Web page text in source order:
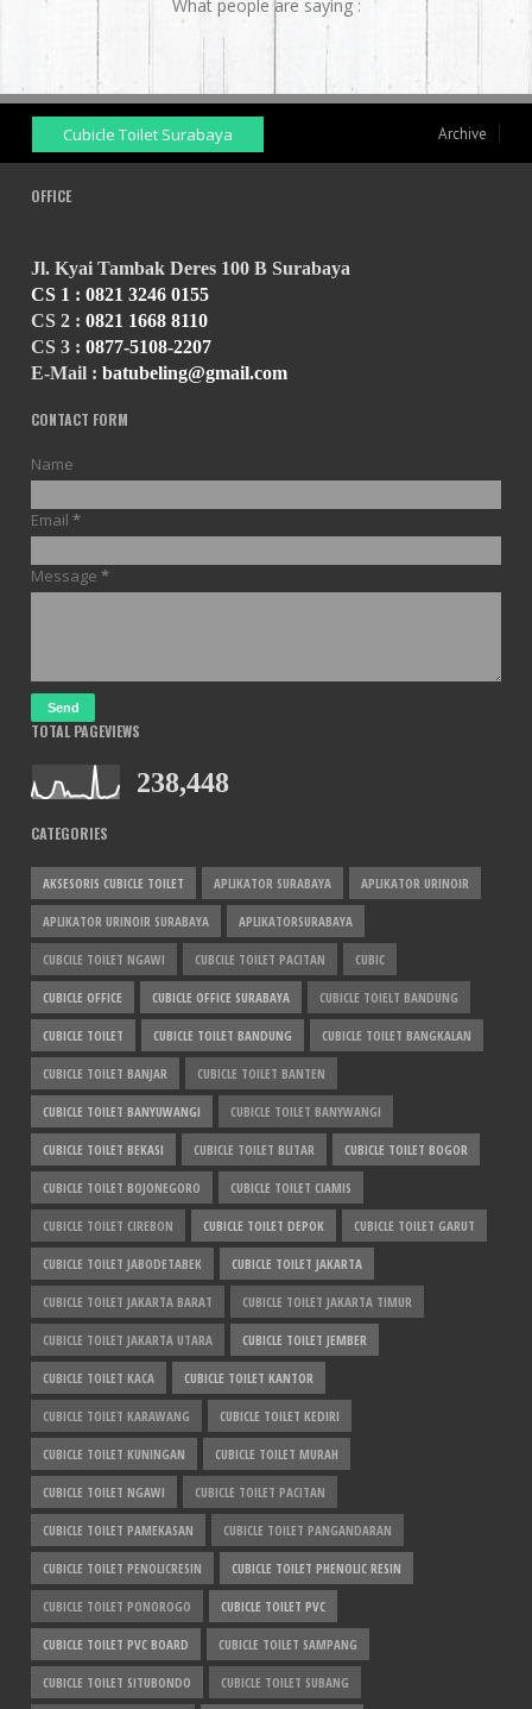
What people are saying :
Cubicle Toilet Surabaya Archive
OFFICE
Jl. Kyai Tambak Deres 100 B Surabaya
CS 1 : 0821 3246 0155
CS 2 : 0821 1668 8110
CS 3 : 0877-5108-2207
E-Mail : batubeling@gmail.com
CONTACT FORM
Name
Email *
Message *
TOTAL PAGEVIEWS
238,448
CATEGORIES
AKSESORIS CUBICLE TOILET APLIKATOR SURABAYA APLIKATOR URINOIR
APLIKATOR URINOIR SURABAYA APLIKATORSURABAYA
CUBCILE TOILET NGAWI CUBCILE TOILET PACITAN CUBIC
CUBICLE OFFICE CUBICLE OFFICE SURABAYA CUBICLE TOIELT BANDUNG
CUBICLE TOILET CUBICLE TOILET BANDUNG CUBICLE TOILET BANGKALAN
CUBICLE TOILET BANJAR CUBICLE TOILET BANTEN
CUBICLE TOILET BANYUWANGI CUBICLE TOILET BANYWANGI
CUBICLE TOILET BEKASI CUBICLE TOILET BLITAR CUBICLE TOILET BOGOR
CUBICLE TOILET BOJONEGORO CUBICLE TOILET CIAMIS
CUBICLE TOILET CIREBON CUBICLE TOILET DEPOK CUBICLE TOILET GARUT
CUBICLE TOILET JABODETABEK CUBICLE TOILET JAKARTA
CUBICLE TOILET JAKARTA BARAT CUBICLE TOILET JAKARTA TIMUR
CUBICLE TOILET JAKARTA UTARA CUBICLE TOILET JEMBER
CUBICLE TOILET KACA CUBICLE TOILET KANTOR
CUBICLE TOILET KARAWANG CUBICLE TOILET KEDIRI
CUBICLE TOILET KUNINGAN CUBICLE TOILET MURAH
CUBICLE TOILET NGAWI CUBICLE TOILET PACITAN
CUBICLE TOILET PAMEKASAN CUBICLE TOILET PANGANDARAN
CUBICLE TOILET PENOLICRESIN CUBICLE TOILET PHENOLIC RESIN
CUBICLE TOILET PONOROGO CUBICLE TOILET PVC
CUBICLE TOILET PVC BOARD CUBICLE TOILET SAMPANG
CUBICLE TOILET SITUBONDO CUBICLE TOILET SUBANG